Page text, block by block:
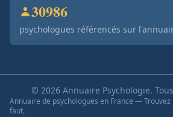
30986
psychologues référencés sur
© 2026 Annuaire Psychologie.
Annuaire de psychologues en France —
faut.